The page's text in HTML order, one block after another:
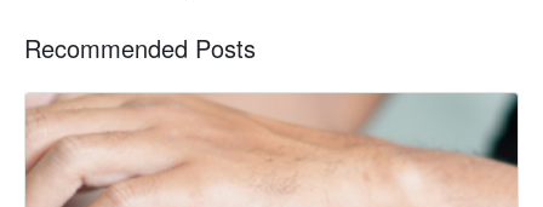
Recommended Posts